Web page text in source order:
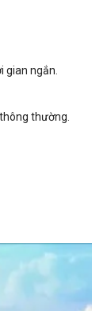
gian ngắn.
thường.